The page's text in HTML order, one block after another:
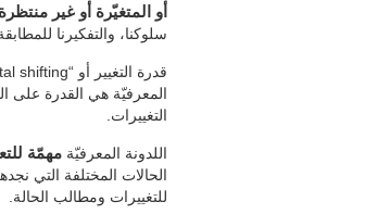
أو المتغيّرة أو غير
سلوكنا، والتفكيرنا
التغييرات.
اللدونة المعرفيّة مهمّة
الحالات المختلفة التي
للتغييرات ومطالب الحالة.